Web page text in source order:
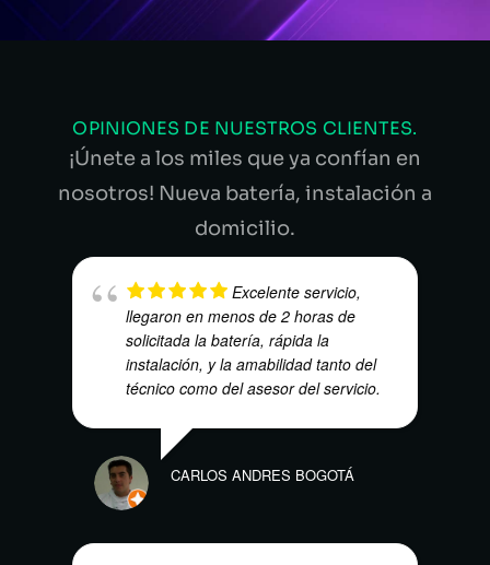
OPINIONES DE NUESTROS CLIENTES.
¡Únete a los miles que ya confían en
nosotros! Nueva batería, instalación a
domicilio.
Excelente servicio,
llegaron en menos de 2 horas de
solicitada la batería, rápida la
instalación, y la amabilidad tanto del
técnico como del asesor del servicio.
CARLOS ANDRES BOGOTÁ